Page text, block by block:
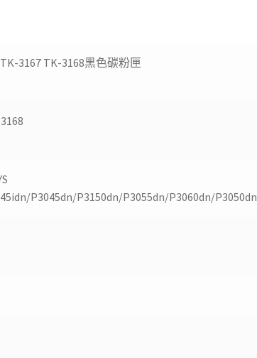
3167 TK-3168黑色碳粉匣
P3045dn/P3150dn/P3055dn/P3060dn/P3050dn